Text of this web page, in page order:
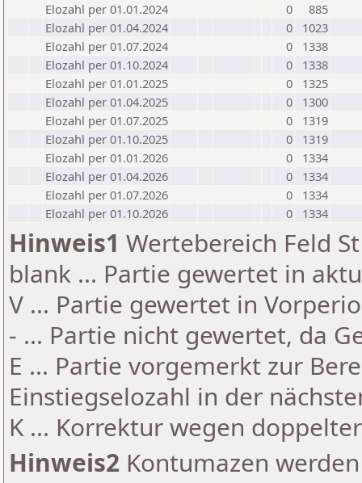
Elozahl per 01.01.2024
0
885
Elozahl per 01.04.2024
0
1023
Elozahl per 01.07.2024
0
1338
Elozahl per 01.10.2024
0
1338
Elozahl per 01.01.2025
0
1325
Elozahl per 01.04.2025
0
1300
Elozahl per 01.07.2025
0
1319
Elozahl per 01.10.2025
0
1319
Elozahl per 01.01.2026
0
1334
Elozahl per 01.04.2026
0
1334
Elozahl per 01.07.2026
0
1334
Elozahl per 01.10.2026
0 1334
Hinweis1 Wertebereich Feld
blank ... Partie gewertet in
V ... Partie gewertet in
- ... Partie nicht gewertet, da
E ... Partie vorgemerkt zur
Einstiegselozahl in der
K ... Korrektur wegen
Hinweis2 Kontumazen